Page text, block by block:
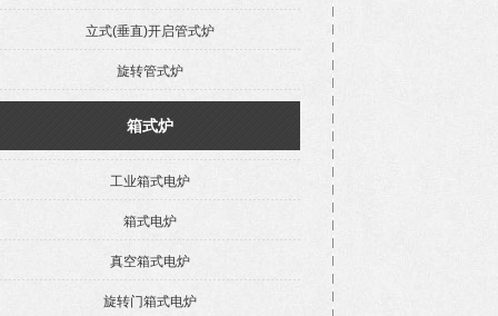
立式(垂直)开启管式炉
旋转管式炉
箱式炉
工业箱式电炉
箱式电炉
真空箱式电炉
旋转门箱式电炉